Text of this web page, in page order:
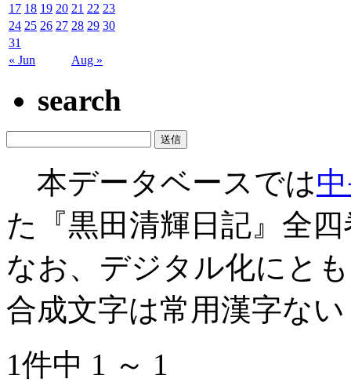
« Jun Aug »
17 18 19 20 21 22 23
24 25 26 27 28 29 30
31
search
本データベースでは
た『黒田清輝日記』全
なお、デジタル化にと
合成文字は常用漢字な
1件中 1 ～ 1